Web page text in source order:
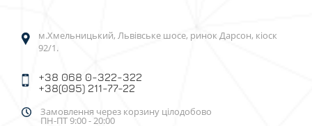
м.Хмельницький, Львівське шосе, ринок Дарсон, кіоск
92/1.
+38 068 0-322-322
+38(095) 211-77-22
Замовлення через корзину цілодобово
ПН-ПТ 9:00 - 20:00